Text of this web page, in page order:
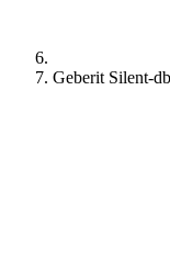
Geberit Silent-